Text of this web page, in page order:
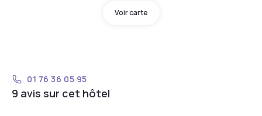
Voir carte
01 76 36 05 95
9 avis sur cet hôtel